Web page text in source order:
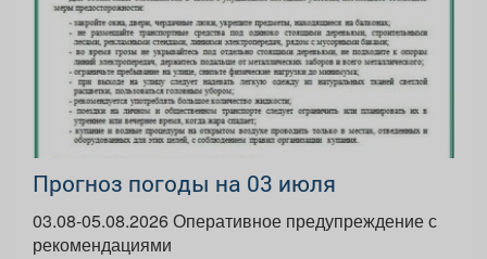
Прогноз погоды на 03 июля
03.08-05.08.2026 Оперативное предупреждение с
рекомендациями